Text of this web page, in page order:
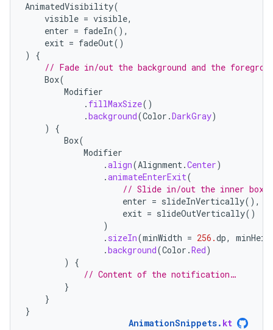
AnimatedVisibility(
visible = visible,
enter = fadeIn(),
exit = fadeOut()
)
{
// Fade in/out the background and the
Box(
Modifier
. fillMaxSize()
.background(Color .DarkGray)
)
{
Box(
Modifier
.align(Alignment.Center)
.animateEnterExit(
// Slide in/out the inner box.
enter = slideInVertically(),
exit = slideOutVertically()
)
. sizeIn(minWidth = 256.dp,
.background(Color .Red)
)
{
// Content of the notification…
}
}
}
AnimationSnippets. kt